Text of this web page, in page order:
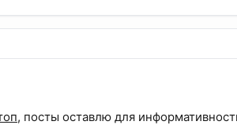
, посты оставлю для